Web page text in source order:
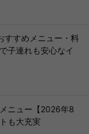
すすめメニュー・料
子連れも安心なイ
ニュー【2026年8
も大充実